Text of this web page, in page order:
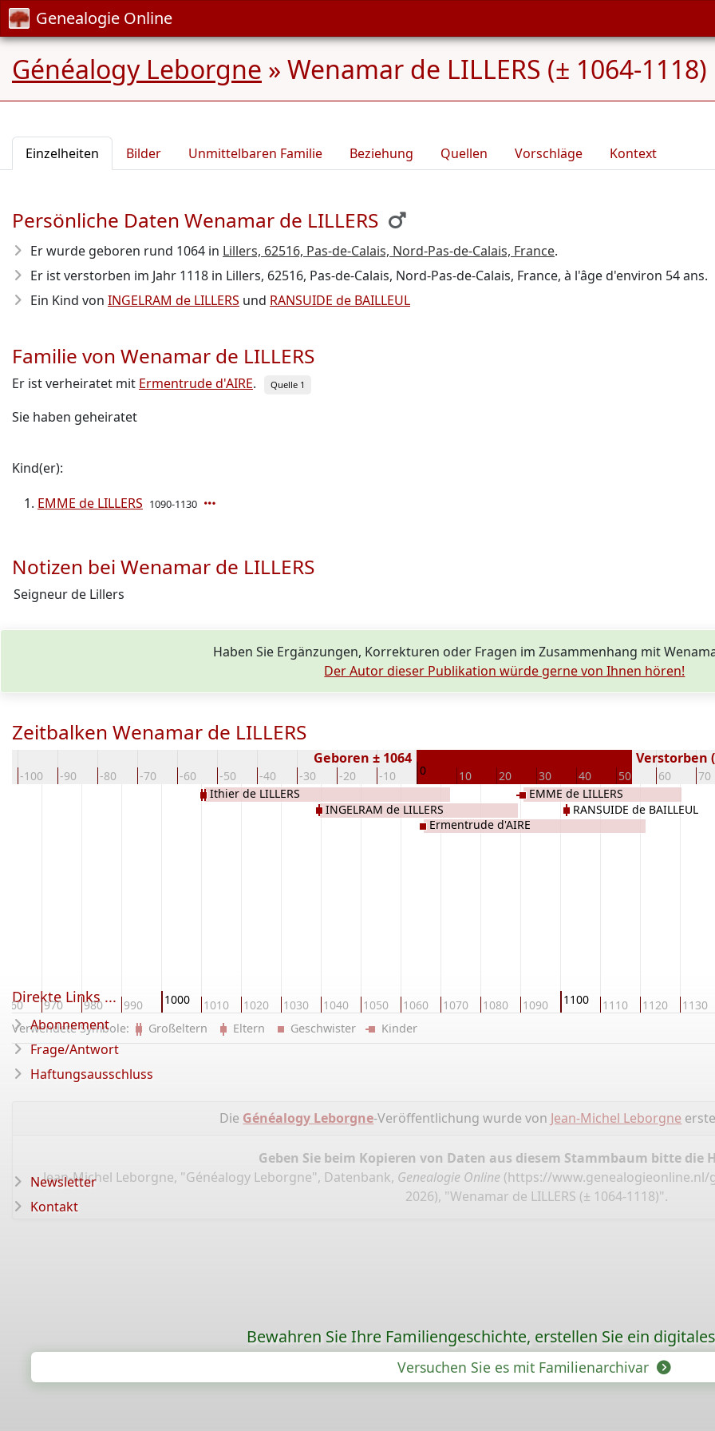
Genealogie Online
Généalogy Leborgne » Wenamar de LILLERS (± 1064-1118)
Einzelheiten Bilder Unmittelbaren Familie Beziehung Quellen Vorschläge Kontext
Persönliche Daten Wenamar de LILLERS
Er wurde geboren rund 1064 in Lillers, 62516, Pas-de-Calais, Nord-Pas-de-Calais, France.
Er ist verstorben im Jahr 1118 in Lillers, 62516, Pas-de-Calais, Nord-Pas-de-Calais, France, à l'âge d'environ 54 ans.
Ein Kind von INGELRAM de LILLERS und RANSUIDE de BAILLEUL
Familie von Wenamar de LILLERS
Er ist verheiratet mit Ermentrude d'AIRE. Quelle 1
Sie haben geheiratet
Kind(er):
EMME de LILLERS 1090-1130
Notizen bei Wenamar de LILLERS
Seigneur de Lillers
Haben Sie Ergänzungen, Korrekturen oder Fragen im Zusammenhang mit
Der Autor dieser Publikation würde gerne von Ihnen hören!
Zeitbalken Wenamar de LILLERS
-100 -90 -80 -70 -60 -50 -40 -30 -20 -10 0 10 20 30 40 50 60 70
Geboren ± 1064 Verstorben
960 970 980 990 1000 1010 1020 1030 1040 1050 1060 1070 1080 1090 1100 1110 1120 1130
Ithier de LILLERS
INGELRAM de LILLERS
Ermentrude d'AIRE
EMME de LILLERS
RANSUIDE de BAILLEUL
Verwendete Symbole: Großeltern Eltern Geschwister Kinder
Die Généalogy Leborgne-Veröffentlichung wurde von Jean-Michel Leborgne
Geben Sie beim Kopieren von Daten aus diesem Stammbaum bitte die
Jean-Michel Leborgne, "Généalogy Leborgne", Datenbank, Genealogie Online (https://www.genealogieonline.nl/
2026), "Wenamar de LILLERS (± 1064-1118)".
Direkte Links ...
Abonnement
Frage/Antwort
Haftungsausschluss
Newsletter
Kontakt
Bewahren Sie Ihre Familiengeschichte, erstellen Sie ein
Versuchen Sie es mit Familienarchivar